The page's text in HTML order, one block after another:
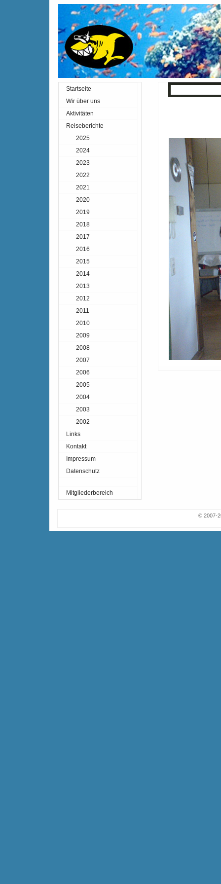
Startseite
Wir über uns
Aktivitäten
Reiseberichte
2025
2024
2023
2022
2021
2020
2019
2018
2017
2016
2015
2014
2013
2012
2011
2010
2009
2008
2007
2006
2005
2004
2003
2002
Links
Kontakt
Impressum
Datenschutz
Mitgliederbereich
© 2007-